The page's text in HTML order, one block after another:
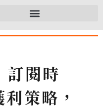
訂閱時
策略，